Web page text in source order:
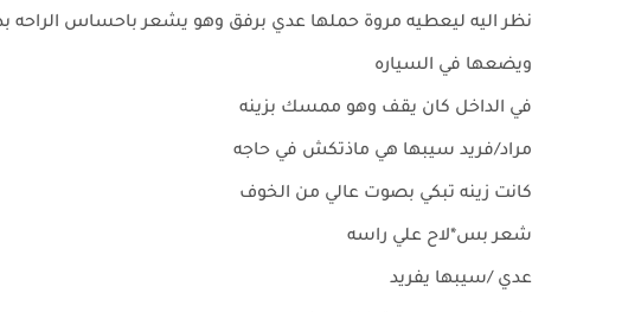
نظر اليه ليعطيه مروة حملها عدي برفق وهو يشعر باحساس الراحه
ويضعها في السياره
في الداخل كان يقف وهو ممسك بزينه
مراد/فريد سيبها هي ماذتكش في حاجه
كانت زينه تبكي بصوت عالي من الخوف
شعر بس*لاح علي راسه
عدي /سيبها يفريد